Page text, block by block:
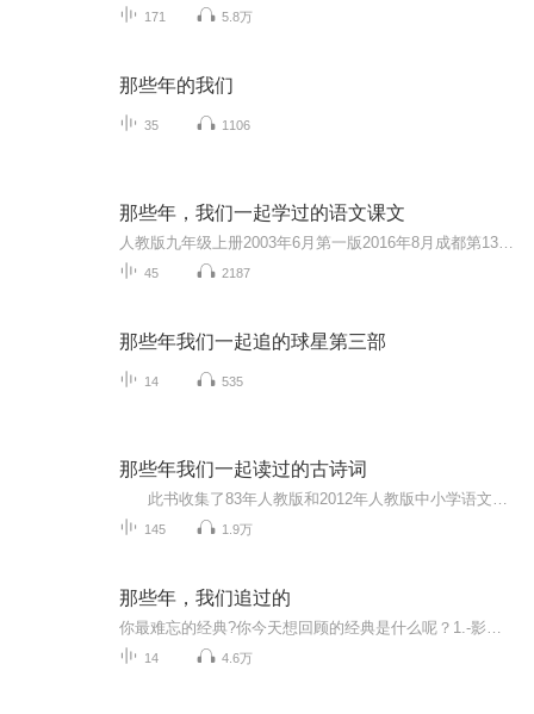
171 5.8万
那些年的我们
35 1106
那些年，我们一起学过的语文课文
45 2187
那些年我们一起追的球星第三部
14 535
那些年我们一起读过的古诗词
145 1.9万
那些年，我们追过的
14 4.6万